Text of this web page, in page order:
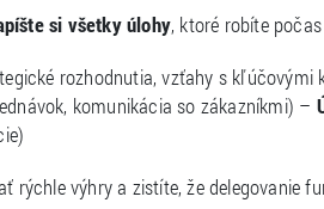
si všetky úlohy, ktoré robíte
rozhodnutia, vzťahy s kľúčovými
komunikácia so zákazníkmi) –
rýchle výhry a zistíte, že delegovanie